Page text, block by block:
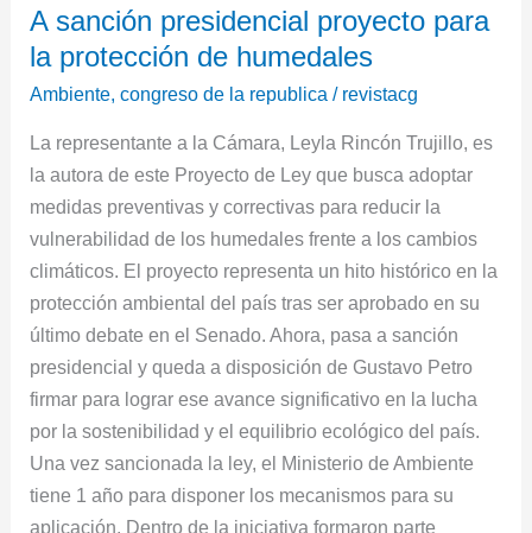
A sanción presidencial proyecto para
la protección de humedales
Ambiente,congreso de la republica / revistacg
La representante a la Cámara, Leyla Rincón Trujillo, es
la autora de este Proyecto de Ley que busca adoptar
medidas preventivas y correctivas para reducir la
vulnerabilidad de los humedales frente a los cambios
climáticos. El proyecto representa un hito histórico en la
protección ambiental del país tras ser aprobado en su
último debate en el Senado. Ahora, pasa a sanción
presidencial y queda a disposición de Gustavo Petro
firmar para lograr ese avance significativo en la lucha
por la sostenibilidad y el equilibrio ecológico del país.
Una vez sancionada la ley, el Ministerio de Ambiente
tiene 1 año para disponer los mecanismos para su
aplicación. Dentro de la iniciativa formaron parte
sanción
presidencial
proyecto
la
protección
de
humedales